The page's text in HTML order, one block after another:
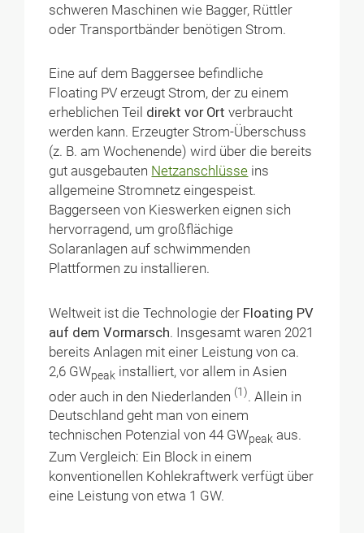
schweren Maschinen wie Bagger, Rüttler
oder Transportbänder benötigen Strom.
Eine auf dem Baggersee befindliche
Floating PV erzeugt Strom, der zu einem
erheblichen Teil direkt vor Ort verbraucht
werden kann. Erzeugter Strom-Überschuss
(z. B. am Wochenende) wird über die bereits
gut ausgebauten Netzanschlüsse ins
allgemeine Stromnetz eingespeist.
Baggerseen von Kieswerken eignen sich
hervorragend, um großflächige
Solaranlagen auf schwimmenden
Plattformen zu installieren.
Weltweit ist die Technologie der Floating PV
auf dem Vormarsch. Insgesamt waren 2021
bereits Anlagen mit einer Leistung von ca.
2,6 GWpeak installiert, vor allem in Asien
oder auch in den Niederlanden (1). Allein in
Deutschland geht man von einem
technischen Potenzial von 44 GWpeak aus.
Zum Vergleich: Ein Block in einem
konventionellen Kohlekraftwerk verfügt über
eine Leistung von etwa 1 GW.